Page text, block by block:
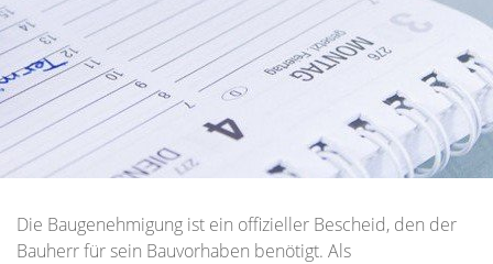
Die Baugenehmigung ist ein offizieller Bescheid, den der
Bauherr für sein Bauvorhaben benötigt. Als